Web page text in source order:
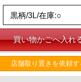
店舗取り置きを依頼す